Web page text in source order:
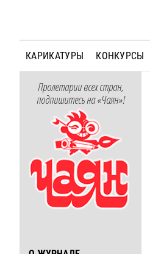
КАРИКАТУРЫ КОНКУРСЫ
Пролетарии всех стран,
подпишитесь на «Чаян»!